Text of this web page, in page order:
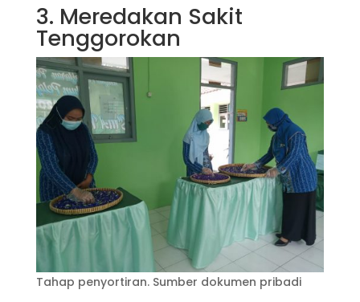
3. Meredakan Sakit
Tenggorokan
Tahap penyortiran. Sumber dokumen pribadi